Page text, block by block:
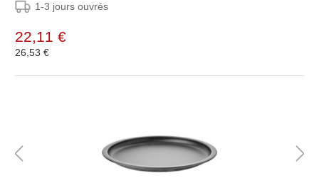
1-3 jours ouvrés
22,11 €
26,53 €